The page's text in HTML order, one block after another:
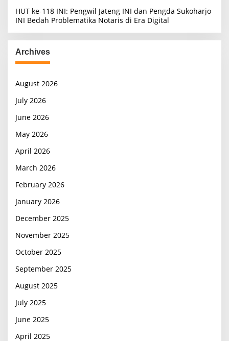
HUT ke-118 INI: Pengwil Jateng INI dan Pengda Sukoharjo
INI Bedah Problematika Notaris di Era Digital
Archives
August 2026
July 2026
June 2026
May 2026
April 2026
March 2026
February 2026
January 2026
December 2025
November 2025
October 2025
September 2025
August 2025
July 2025
June 2025
April 2025